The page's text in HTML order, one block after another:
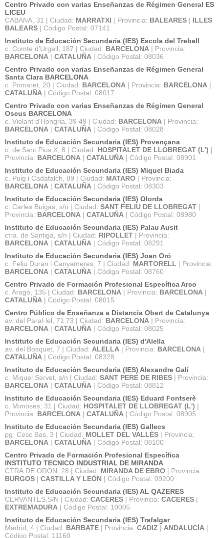
Centro Privado con varias Enseñanzas de Régimen General ES
LICEU
CABANA, 31 | Ciudad: MARRATXI | Provincia: BALEARES | ILLES
BALEARS | Código Postal: 07141
Instituto de Educación Secundaria (IES) Escola del Treball
c. Comte d'Urgell, 187 | Ciudad: BARCELONA | Provincia:
BARCELONA | CATALUÑA | Código Postal: 08036
Centro Privado con varias Enseñanzas de Régimen General
Santa Clara BARCELONA
c. Pomaret, 20 | Ciudad: BARCELONA | Provincia: BARCELONA |
CATALUÑA | Código Postal: 08017
Centro Privado con varias Enseñanzas de Régimen General
Oscus BARCELONA
c. Violant d'Hongria, 39 49 | Ciudad: BARCELONA | Provincia:
BARCELONA | CATALUÑA | Código Postal: 08028
Instituto de Educación Secundaria (IES) Provençana
c. de Sant Pius X, 8 | Ciudad: HOSPITALET DE LLOBREGAT (L') |
Provincia: BARCELONA | CATALUÑA | Código Postal: 08901
Instituto de Educación Secundaria (IES) Miquel Biada
c. Puig i Cadafalch, 89 | Ciudad: MATARO | Provincia:
BARCELONA | CATALUÑA | Código Postal: 08303
Instituto de Educación Secundaria (IES) Olorda
c. Carles Buigas, s/n | Ciudad: SANT FELIU DE LLOBREGAT |
Provincia: BARCELONA | CATALUÑA | Código Postal: 08980
Instituto de Educación Secundaria (IES) Palau Ausit
ctra. de Santiga, s/n | Ciudad: RIPOLLET | Provincia:
BARCELONA | CATALUÑA | Código Postal: 08291
Instituto de Educación Secundaria (IES) Joan Oró
c. Feliu Duran i Canyameres, 7 | Ciudad: MARTORELL | Provincia:
BARCELONA | CATALUÑA | Código Postal: 08760
Centro Privado de Formación Profesional Específica Arco
c. Aragó, 135 | Ciudad: BARCELONA | Provincia: BARCELONA |
CATALUÑA | Código Postal: 08015
Centro Público de Enseñanza a Distancia Obert de Catalunya
av. del Paral·lel, 71 73 | Ciudad: BARCELONA | Provincia:
BARCELONA | CATALUÑA | Código Postal: 08025
Instituto de Educación Secundaria (IES) d'Alella
av. del Bosquet, 7 | Ciudad: ALELLA | Provincia: BARCELONA |
CATALUÑA | Código Postal: 08328
Instituto de Educación Secundaria (IES) Alexandre Galí
c. Miquel Servet, s/n | Ciudad: SANT PERE DE RIBES | Provincia:
BARCELONA | CATALUÑA | Código Postal: 08812
Instituto de Educación Secundaria (IES) Eduard Fontserè
c. Mimoses, 31 | Ciudad: HOSPITALET DE LLOBREGAT (L') |
Provincia: BARCELONA | CATALUÑA | Código Postal: 08905
Instituto de Educación Secundaria (IES) Gallecs
pg. Cesc Bas, 3 | Ciudad: MOLLET DEL VALLÈS | Provincia:
BARCELONA | CATALUÑA | Código Postal: 08100
Centro Privado de Formación Profesional Específica
INSTITUTO TECNICO INDUSTRIAL DE MIRANDA
CTRA.DE ORON, 28 | Ciudad: MIRANDA DE EBRO | Provincia:
BURGOS | CASTILLA Y LEÓN | Código Postal: 09200
Instituto de Educación Secundaria (IES) AL QAZERES
CERVANTES,S/N | Ciudad: CACERES | Provincia: CACERES |
EXTREMADURA | Código Postal: 10005
Instituto de Educación Secundaria (IES) Trafalgar
Madrid, 4 | Ciudad: BARBATE | Provincia: CADIZ | ANDALUCÍA |
Código Postal: 11160